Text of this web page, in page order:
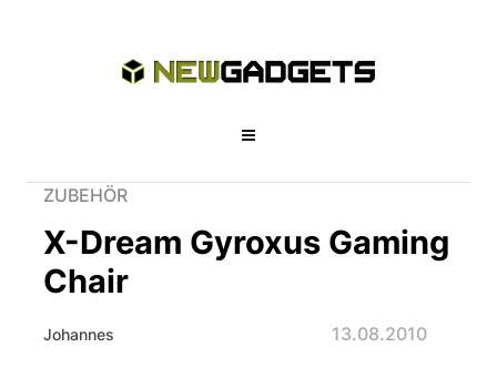
ZUBEHÖR
X-Dream Gyroxus Gaming
Chair
Johannes 13.08.2010